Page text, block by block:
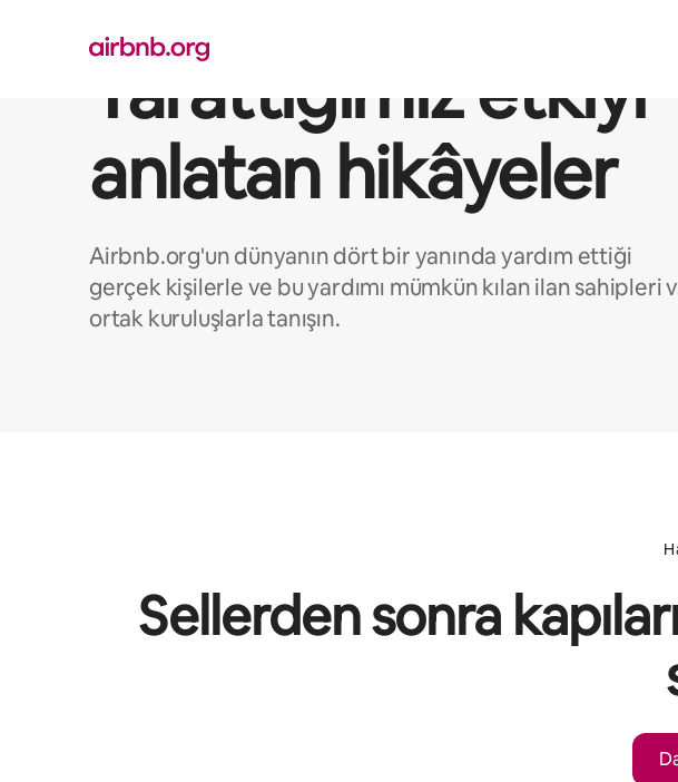
Yarattığımız etkiyi
anlatan hikâyeler
Airbnb.org'un dünyanın dört bir yanında yardım ettiği
gerçek kişilerle ve bu yardımı mümkün kılan ilan sahipleri
ortak kuruluşlarla tanışın.
Sellerden sonra